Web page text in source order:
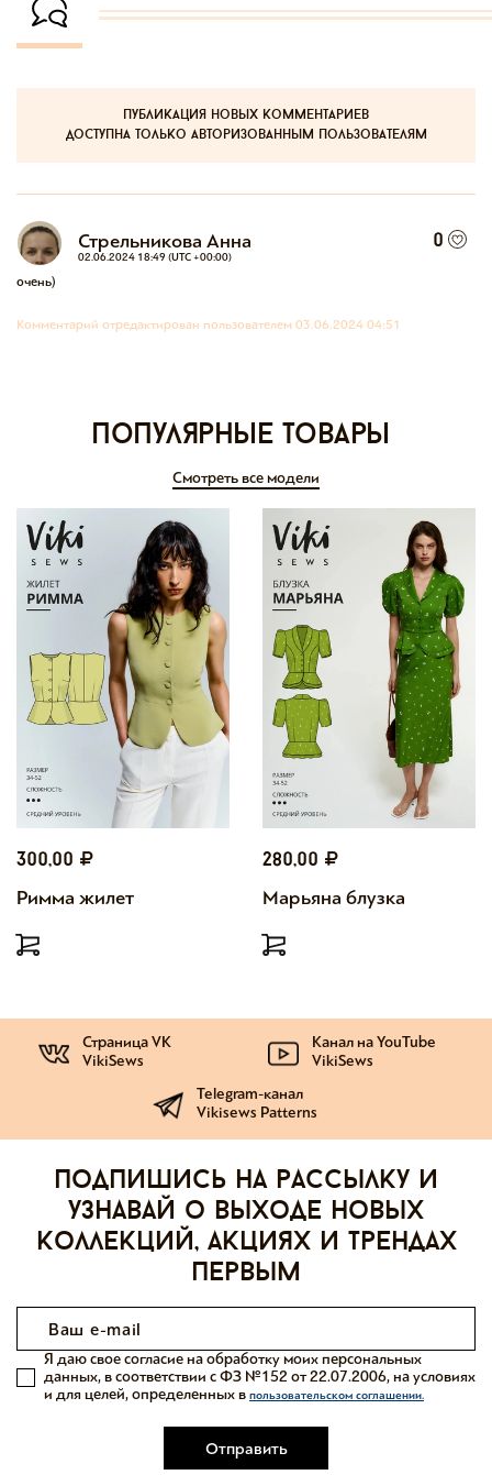
публикация новых комментариев
доступна только авторизованным пользователям
Стрельникова Анна
02.06.2024 18:49 (UTC +00:00)
0
очень)
Комментарий отредактирован пользователем 03.06.2024 04:51
Популярные товары
Смотреть все модели
300,00
Римма жилет
280,00
Марьяна блузка
Страница VK
VikiSews
Канал на YouTube
VikiSews
Telegram-канал
Vikisews Patterns
Подпишись на рассылку и
узнавай о выходе новых
коллекций, акциях и трендах
первым
Отправить
Я даю свое согласие на обработку моих персональных
данных, в соответствии с ФЗ №152 от 22.07.2006, на условиях
и для целей, определенных в пользовательском соглашении.